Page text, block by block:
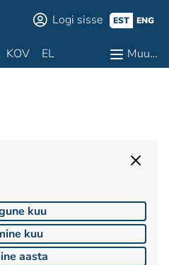
Logi sisse EST ENG
KOV EL Muu…
kuu
kuu
aasta